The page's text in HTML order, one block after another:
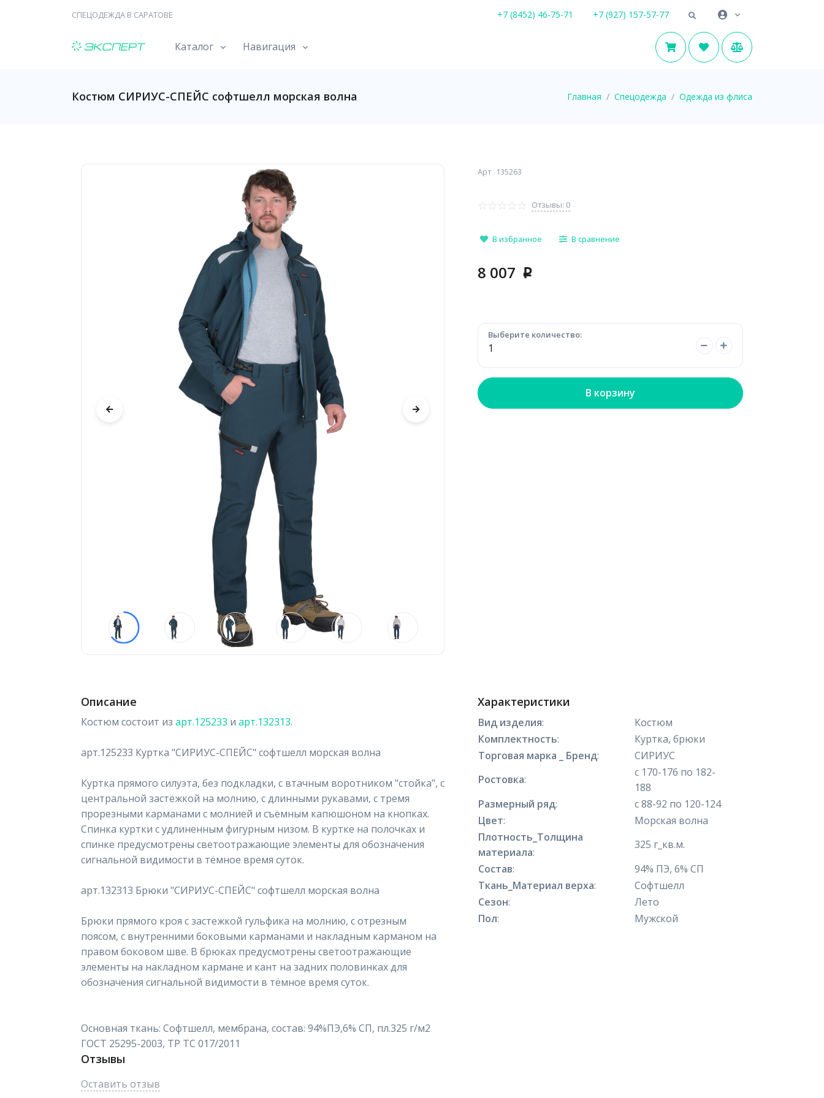
СПЕЦОДЕЖДА В САРАТОВЕ +7 (8452) 46-75-71 +7 (927) 157-57-77
Каталог Навигация
Костюм СИРИУС-СПЕЙС софтшелл морская волна Главная Спецодежда Одежда из флиса
Арт 135263
Отзывы: 0
В избранное В сравнение
8 007 p
Выберите количество:
В корзину
Описание
Костюм состоит из арт.125233 и арт.132313.
арт.125233 Куртка "СИРИУС-СПЕЙС" софтшелл морская волна
Куртка прямого силуэта, без подкладки, с втачным воротником "стойка", с
центральной застёжкой на молнию, с длинными рукавами, с тремя
прорезными карманами с молнией и съёмным капюшоном на кнопках.
Спинка куртки с удлиненным фигурным низом. В куртке на полочках и
спинке предусмотрены светоотражающие элементы для обозначения
сигнальной видимости в тёмное время суток.
арт.132313 Брюки "СИРИУС-СПЕЙС" софтшелл морская волна
Брюки прямого кроя с застежкой гульфика на молнию, с отрезным
поясом, с внутренними боковыми карманами и накладным карманом на
правом боковом шве. В брюках предусмотрены светоотражающие
элементы на накладном кармане и кант на задних половинках для
обозначения сигнальной видимости в тёмное время суток.
Основная ткань: Софтшелл, мембрана, состав: 94%ПЭ,6% СП, пл.325 г/м2
ГОСТ 25295-2003, ТР ТС 017/2011
Отзывы
Оставить отзыв
Характеристики
Вид изделия:
Костюм
Комплектность:
Куртка, брюки
Торговая марка _ Бренд:
СИРИУС
Ростовка:
с 170-176 по 182-
188
Размерный ряд:
с 88-92 по 120-124
Цвет:
Морская волна
Плотность_Толщина
материала:
325 г_кв.м.
Состав:
94% ПЭ, 6% СП
Ткань_Материал верха:
Софтшелл
Сезон:
Лето
Пол: Мужской